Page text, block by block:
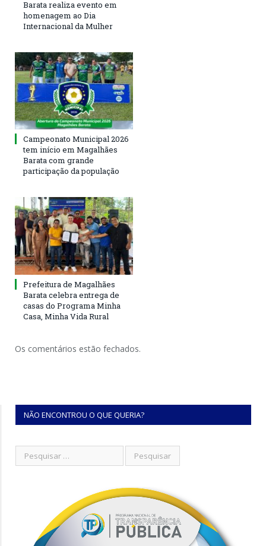
Barata realiza evento em
homenagem ao Dia
Internacional da Mulher
Campeonato Municipal 2026
tem início em Magalhães
Barata com grande
participação da população
Prefeitura de Magalhães
Barata celebra entrega de
casas do Programa Minha
Casa, Minha Vida Rural
Os comentários estão fechados.
NÃO ENCONTROU O QUE QUERIA?